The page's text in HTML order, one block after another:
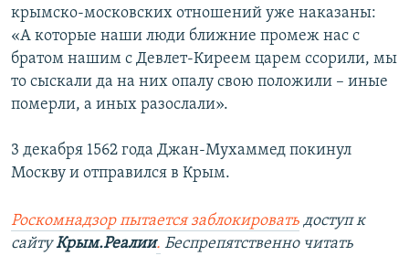
крымско-московских отношений уже наказаны:
«А которые наши люди ближние промеж нас с
братом нашим с Девлет-Киреем царем ссорили, мы
то сыскали да на них опалу свою положили – иные
померли, а иных разослали».
3 декабря 1562 года Джан-Мухаммед покинул
Москву и отправился в Крым.
Роскомнадзор пытается заблокировать доступ к
сайтуКрым.Реалии. Беспрепятственно читать